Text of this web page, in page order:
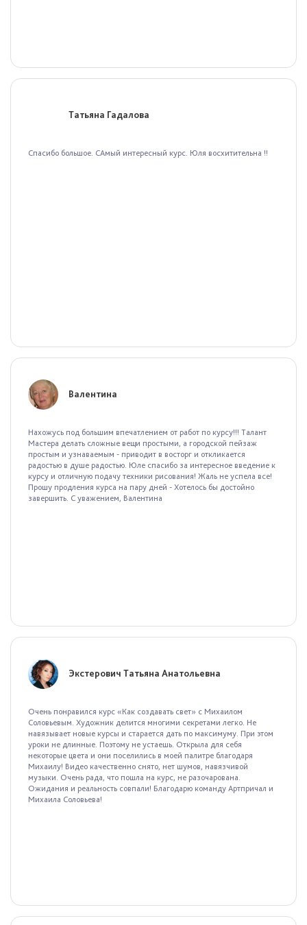
Татьяна Гадалова
Спасибо большое. САмый интересный курс. Юля восхитительна !!
Валентина
Нахожусь под большим впечатлением от работ по курсу!!! Талант
Мастера делать сложные вещи простыми, а городской пейзаж
простым и узнаваемым - приводит в восторг и откликается
радостью в душе радостью. Юле спасибо за интересное введение к
курсу и отличную подачу техники рисования! Жаль не успела все!
Прошу продления курса на пару дней - Хотелось бы достойно
завершить. С уважением, Валентина
Экстерович Татьяна Анатольевна
Очень понравился курс «Как создавать свет» с Михаилом
Соловьевым. Художник делится многими секретами легко. Не
навязывает новые курсы и старается дать по максимуму. При этом
уроки не длинные. Поэтому не устаешь. Открыла для себя
некоторые цвета и они поселились в моей палитре благодаря
Михаилу! Видео качественно снято, нет шумов, навязчивой
музыки. Очень рада, что пошла на курс, не разочарована.
Ожидания и реальность совпали! Благодарю команду Артпричал и
Михаила Соловьева!